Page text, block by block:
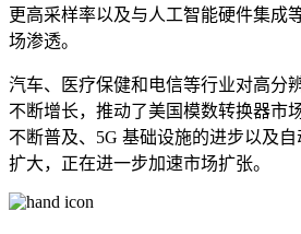
更高采样率以及与人工智能硬件集成
场渗透。
汽车、医疗保健和电信等行业对高分
不断增长，推动了美国模数转换器市
不断普及、5G 基础设施的进步以及
扩大，正在进一步加速市场扩​​张。